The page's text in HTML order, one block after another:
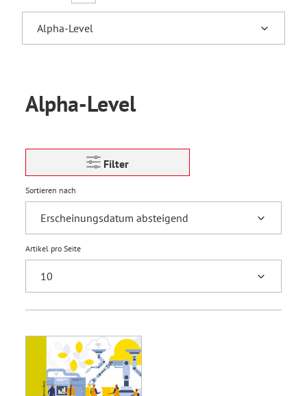
Alpha-Level
Filter
Sortieren nach
Artikel pro Seite